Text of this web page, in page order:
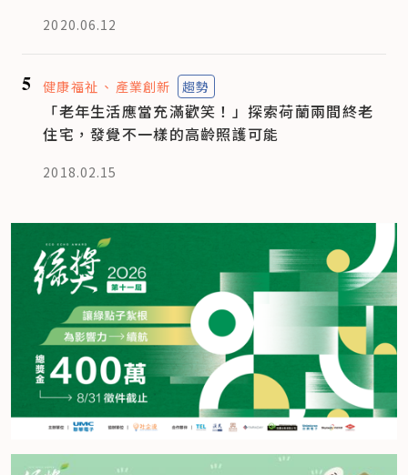
2020.06.12
5 健康福祉 產業創新 趨勢
「老年生活應當充滿歡笑！」探索荷蘭兩間終老
住宅，發覺不一樣的高齡照護可能
2018.02.15